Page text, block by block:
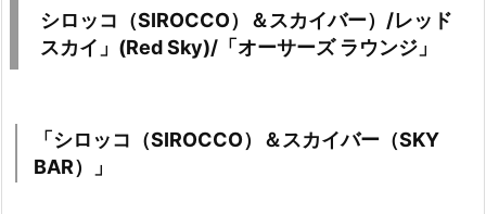
シロッコ（SIROCCO）＆スカイバー）/レッド
スカイ」(Red Sky)/「オーサーズ ラウンジ」
「シロッコ（SIROCCO）＆スカイバー（SKY
BAR）」